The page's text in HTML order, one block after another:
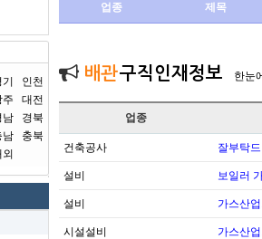
인천
주
대전
남
경북
남
충북
업종 제목
배관구직인재정보 한눈
업종
건축공사 잘부탁
설비 보일러
설비 가스산
시설설비 가스산